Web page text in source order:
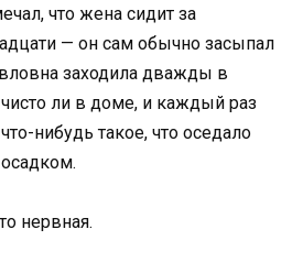
что жена сидит за
— он сам обычно засыпал
заходила дважды в
ли в доме, и каждый раз
нибудь такое, что оседало
нервная.